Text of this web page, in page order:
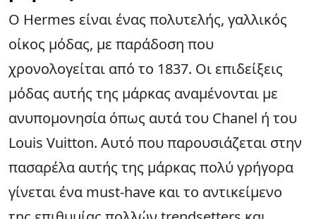
Ο Hermes είναι ένας πολυτελής, γαλλικός
οίκος μόδας, με παράδοση που
χρονολογείται από το 1837. Οι επιδείξεις
μόδας αυτής της μάρκας αναμένονται με
ανυπομονησία όπως αυτά του Chanel ή του
Louis Vuitton. Αυτό που παρουσιάζεται στην
πασαρέλα αυτής της μάρκας πολύ γρήγορα
γίνεται ένα must-have και το αντικείμενο